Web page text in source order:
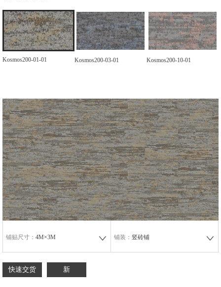
Kosmos200-01-01 Kosmos200-03-01 Kosmos200-10-01
铺贴尺寸： 4M×3M 铺装： 竖砖铺
快速交货 新